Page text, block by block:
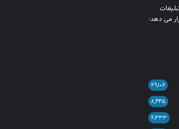
می‌ دهد؛
۶۹,۱۰۶
۸,۴۴۵
۶,۳۳۳